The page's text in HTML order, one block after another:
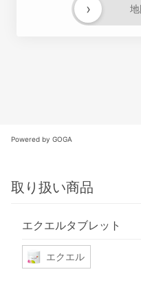
›
Powered by GOGA
取り扱い商品
エクエルタブレット
エクエル